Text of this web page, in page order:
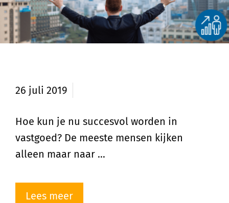
26 juli 2019
Hoe kun je nu succesvol worden in
vastgoed? De meeste mensen kijken
alleen maar naar …
Lees meer